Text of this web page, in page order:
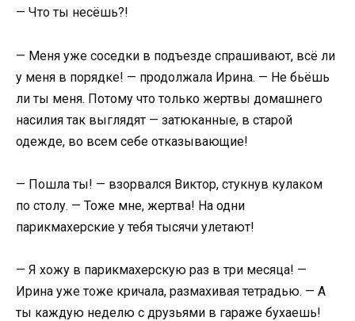
— Что ты несёшь?!
— Меня уже соседки в подъезде спрашивают, всё ли
у меня в порядке! — продолжала Ирина. — Не бьёшь
ли ты меня. Потому что только жертвы домашнего
насилия так выглядят — затюканные, в старой
одежде, во всем себе отказывающие!
— Пошла ты! — взорвался Виктор, стукнув кулаком
по столу. — Тоже мне, жертва! На одни
парикмахерские у тебя тысячи улетают!
— Я хожу в парикмахерскую раз в три месяца! —
Ирина уже тоже кричала, размахивая тетрадью. — А
ты каждую неделю с друзьями в гараже бухаешь!